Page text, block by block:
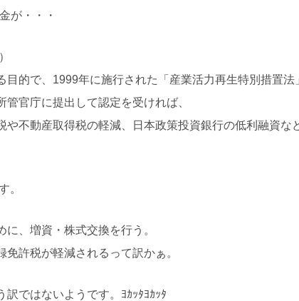
が・・・
的で、1999年に施行された「産業活力再生特別措置法
官庁に提出して認定を受ければ、
不動産取得税の軽減、日本政策投資銀行の低利融資な
。
、増資・株式交換を行う。
許税が軽減されるって訳かぁ。
ではないようです。ﾖｶｯﾀﾖｶｯﾀ